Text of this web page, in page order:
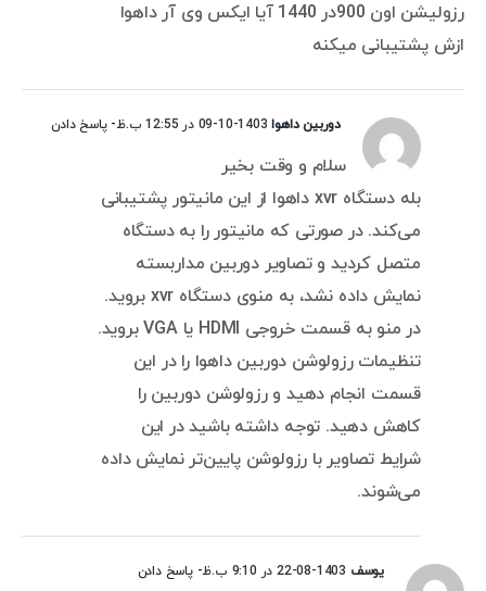
رزولیشن اون 900در 1440 آیا ایکس وی آر داهوا
ازش پشتیبانی میکنه
دوربین داهوا1403-10-09 در 12:55 ب.ظ - پاسخ دادن
سلام و وقت بخیر
بله دستگاه xvr داهوا از این مانیتور پشتیبانی
می‌کند. در صورتی که مانیتور را به دستگاه
متصل کردید و تصاویر دوربین مداربسته
نمایش داده نشد، به منوی دستگاه xvr بروید.
در منو به قسمت خروجی HDMI یا VGA بروید.
تنظیمات رزولوشن دوربین داهوا را در این
قسمت انجام دهید و رزولوشن دوربین را
کاهش دهید. توجه داشته باشید در این
شرایط تصاویر با رزولوشن پایین‌تر نمایش داده
می‌شوند.
یوسف - پاسخ دادن